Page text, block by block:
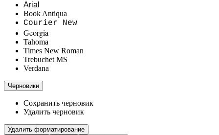
Arial
Book Antiqua
Courier New
Georgia
Tahoma
Times New Roman
Trebuchet MS
Verdana
Черновики
Сохранить черновик
Удалить черновик
Удалить форматирование